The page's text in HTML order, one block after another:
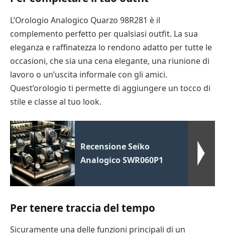
L’Orologio Analogico Quarzo 98R281 è il
complemento perfetto per qualsiasi outfit. La sua
eleganza e raffinatezza lo rendono adatto per tutte le
occasioni, che sia una cena elegante, una riunione di
lavoro o un’uscita informale con gli amici.
Quest’orologio ti permette di aggiungere un tocco di
stile e classe al tuo look.
Recensione Seiko
Analogico SWR060P1
Per tenere traccia del tempo
Sicuramente una delle funzioni principali di un